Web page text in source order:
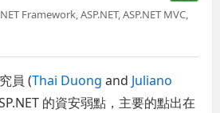
Framework,ASP.NET,ASP.NET MVC,
員 (Thai Duong and Juliano
的資安弱點，主要的點出在